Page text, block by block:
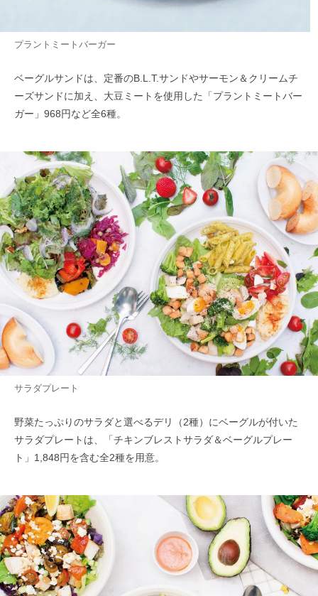
プラントミートバーガー
ベーグルサンドは、定番のB.L.T.サンドやサーモン＆クリームチ
ーズサンドに加え、大豆ミートを使用した「プラントミートバー
ガー」968円など全6種。
サラダプレート
野菜たっぷりのサラダと選べるデリ（2種）にベーグルが付いた
サラダプレートは、「チキンブレストサラダ＆ベーグルプレー
ト」1,848円を含む全2種を用意。